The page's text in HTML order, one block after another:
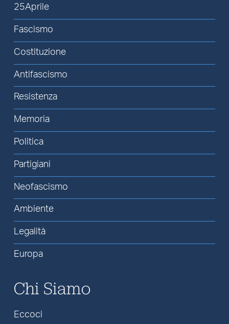
25Aprile
Fascismo
Costituzione
Antifascismo
Resistenza
Memoria
Politica
Partigiani
Neofascismo
Ambiente
Legalità
Europa
Chi Siamo
Eccoci